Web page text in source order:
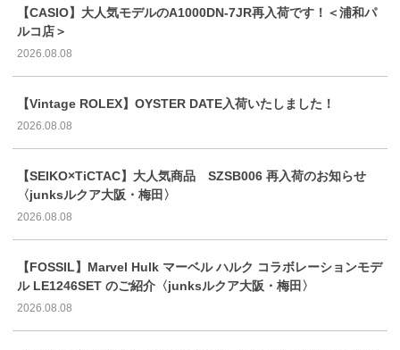
【CASIO】大人気モデルのA1000DN-7JR再入荷です！＜浦和パ
ルコ店＞
2026.08.08
【Vintage ROLEX】OYSTER DATE入荷いたしました！
2026.08.08
【SEIKO×TiCTAC】大人気商品 SZSB006 再入荷のお知らせ
〈junksルクア大阪・梅田〉
2026.08.08
【FOSSIL】Marvel Hulk マーベル ハルク コラボレーションモデ
ル LE1246SET のご紹介〈junksルクア大阪・梅田〉
2026.08.08